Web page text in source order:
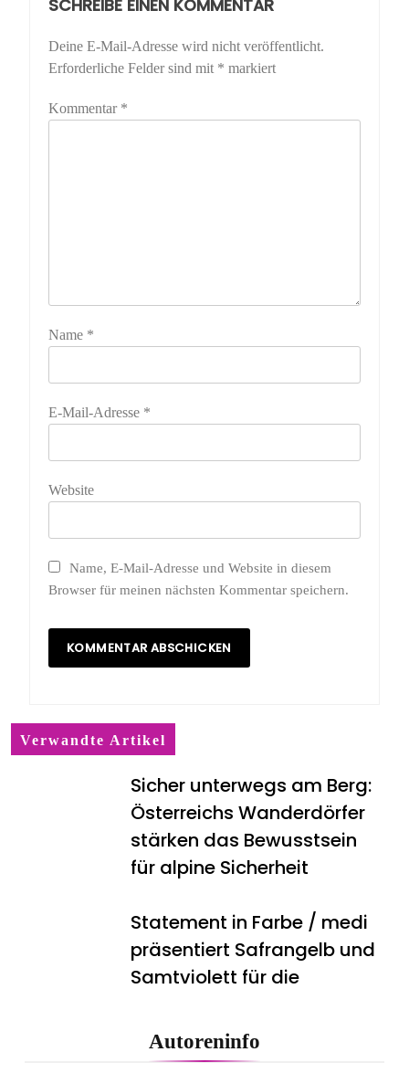
SCHREIBE EINEN KOMMENTAR
Deine E-Mail-Adresse wird nicht veröffentlicht.
Erforderliche Felder sind mit * markiert
Kommentar *
Name *
E-Mail-Adresse *
Website
Name, E-Mail-Adresse und Website in diesem
Browser für meinen nächsten Kommentar speichern.
Verwandte Artikel
Sicher unterwegs am Berg:
Österreichs Wanderdörfer
stärken das Bewusstsein
für alpine Sicherheit
Statement in Farbe / medi
präsentiert Safrangelb und
Samtviolett für die
Kompressionsversorgung
Autoreninfo